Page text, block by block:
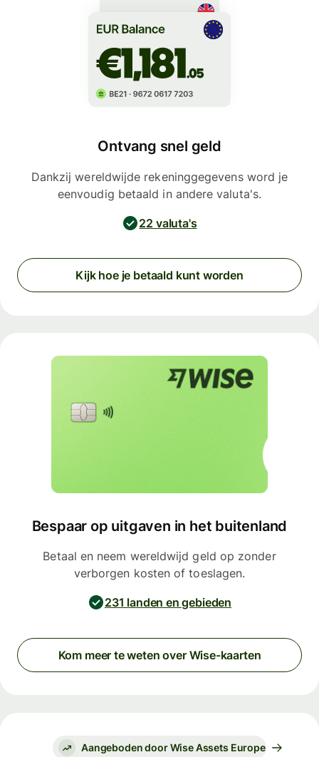
Ontvang snel geld
Dankzij wereldwijde rekeninggegevens word je
eenvoudig betaald in andere valuta's.
22 valuta's
Kijk hoe je betaald kunt worden
Bespaar op uitgaven in het buitenland
Betaal en neem wereldwijd geld op zonder
verborgen kosten of toeslagen.
231 landen en gebieden
Kom meer te weten over Wise-kaarten
Aangeboden door Wise Assets Europe